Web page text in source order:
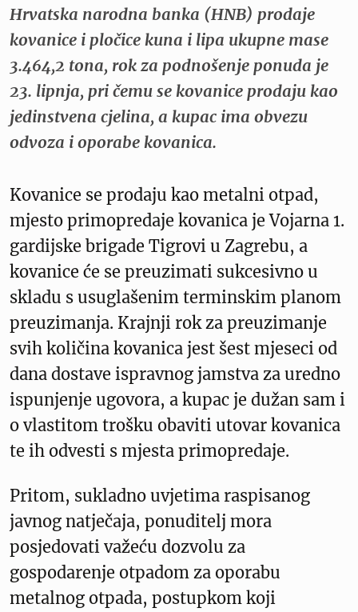
Hrvatska narodna banka (HNB) prodaje
kovanice i pločice kuna i lipa ukupne mase
3.464,2 tona, rok za podnošenje ponuda je
23. lipnja, pri čemu se kovanice prodaju kao
jedinstvena cjelina, a kupac ima obvezu
odvoza i oporabe kovanica.
Kovanice se prodaju kao metalni otpad,
mjesto primopredaje kovanica je Vojarna 1.
gardijske brigade Tigrovi u Zagrebu, a
kovanice će se preuzimati sukcesivno u
skladu s usuglašenim terminskim planom
preuzimanja. Krajnji rok za preuzimanje
svih količina kovanica jest šest mjeseci od
dana dostave ispravnog jamstva za uredno
ispunjenje ugovora, a kupac je dužan sam i
o vlastitom trošku obaviti utovar kovanica
te ih odvesti s mjesta primopredaje.
Pritom, sukladno uvjetima raspisanog
javnog natječaja, ponuditelj mora
posjedovati važeću dozvolu za
gospodarenje otpadom za oporabu
metalnog otpada, postupkom koji